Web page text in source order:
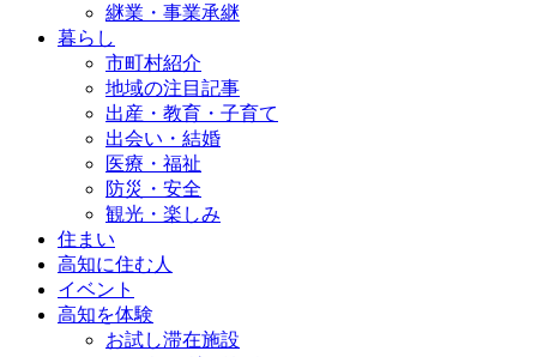
継業・事業承継
暮らし
市町村紹介
地域の注目記事
出産・教育・子育て
出会い・結婚
医療・福祉
防災・安全
観光・楽しみ
住まい
高知に住む人
イベント
高知を体験
お試し滞在施設